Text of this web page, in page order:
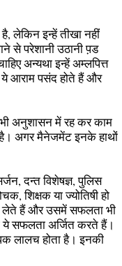
लेकिन इन्हें तीखा नहीं
से परेशानी उठानी प़ड
अन्यथा इन्हें अम्लपित्त
ये आराम पसंद होते हैं और
भी अनुशासन में रह कर काम
अगर मैनेजमेंट इनके हाथों
दन्त विशेषज्ञ, पुलिस
शिक्षक या ज्योतिषी हो
लेते हैं और उसमें सफलता भी
ये सफलता अर्जित करते हैं।
लालच होता है। इनकी